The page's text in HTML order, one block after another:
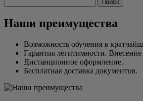
Наши преимущества
Возможность обучения в
Гарантия легитимности.
Дистанционное оформление.
Бесплатная доставка документов.